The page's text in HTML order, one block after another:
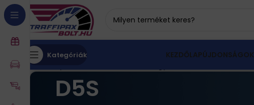
Kategóriák KEZDŐLAPÚJDONSÁGOK
Kezdőlap
D5S